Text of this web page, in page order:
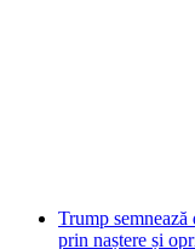
Trump semnează
prin naștere și